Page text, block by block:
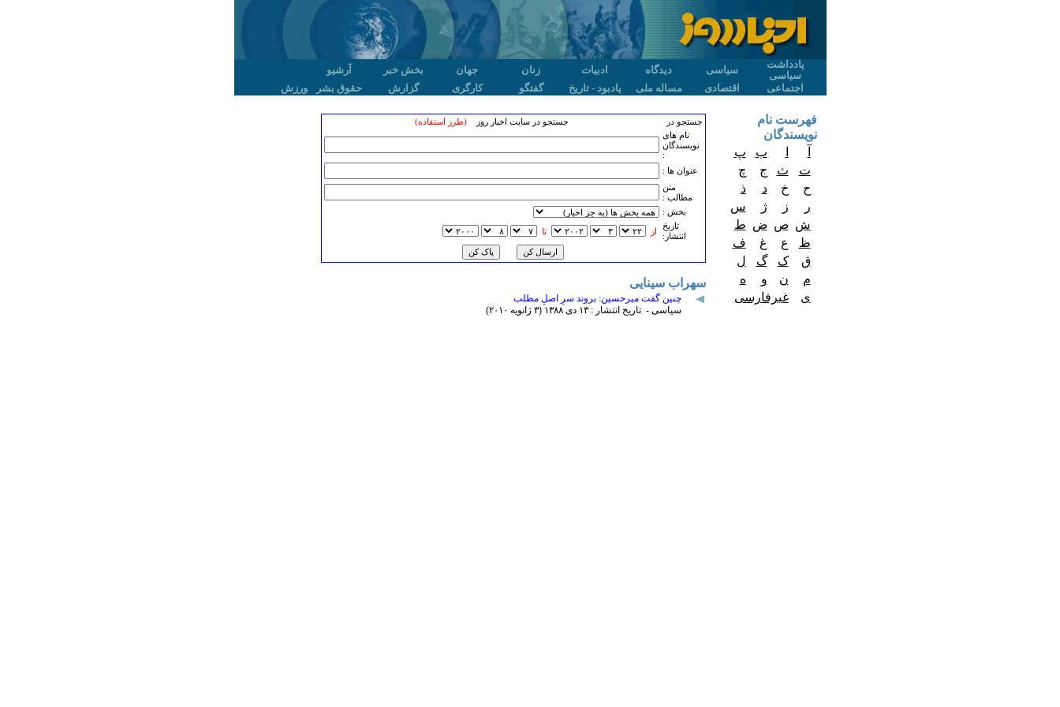
یادداشت
سیاسی
سیاسی دیدگاه ادبیات زنان جهان بخش خبر
آرشیو
اجتماعی
اقتصادی مساله ملی یادبود - تاریخ گفتگو کارگری گزارش حقوق بشر ورزش
جستجو در جستجو در سایت اخبار روز(طرز استفاده)
نام های
نویسندگان
:
عنوان ها :
متن
مطالب :
بخش :
تاريخ
انتشار:
از تا
سهراب سینایی
چنین گفت میرحسین: بروند سرِ اصلِ مطلب
سیاسی - تاریخ انتشار : ۱٣ دی ۱٣٨٨ (٣ ژانويه ۲۰۱۰)
فهرست نام
نویسندگان
ب
پ
ت
ث ج
چ
ح
خ د
ذ
ر
ز ژ
س
ش ص ض ط
ظ
ع غ
ف
ق
ک گ
ل
م
ن و
ه
ی
غیرفارسی